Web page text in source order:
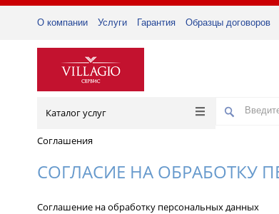
О компании Услуги Гарантия Образцы договоров
Каталог услуг
Соглашения
СОГЛАСИЕ НА ОБРАБОТКУ
Соглашение на обработку персональных данных